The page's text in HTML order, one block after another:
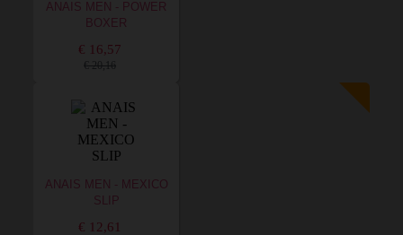
ANAIS MEN - POWER
BOXER
€ 16,57
€ 20,16
ANAIS MEN - MEXICO
SLIP
€ 12,61